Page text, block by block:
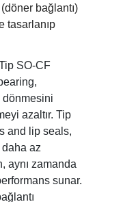
bağlantı)
tasarlanıp
SO-CF
dönmesini
azaltır. Tip
and lip seals,
az
aynı zamanda
sunar.